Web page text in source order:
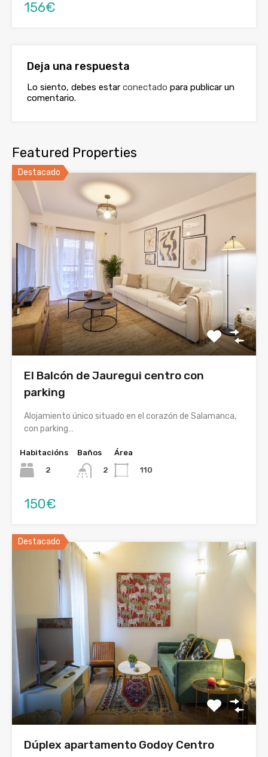
156€
Deja una respuesta
Lo siento, debes estar conectado para publicar un
comentario.
Featured Properties
Destacado
El Balcón de Jauregui centro con
parking
Alojamiento único situado en el corazón de Salamanca,
con parking…
Habitacións
2
Baños
2
Área
110
150€
Destacado
Dúplex apartamento Godoy Centro